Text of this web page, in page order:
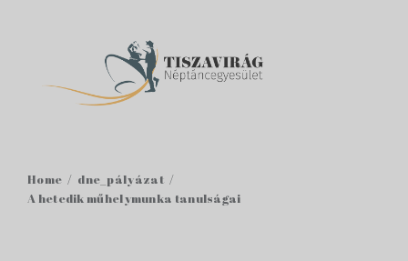
Home
dne_pályázat
A hetedik műhelymunka tanulságai